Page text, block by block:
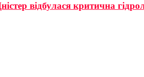
відбулася критична